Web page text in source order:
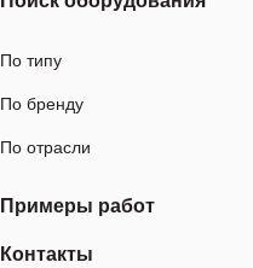
По типу
По бренду
По отрасли
Примеры работ
Контакты